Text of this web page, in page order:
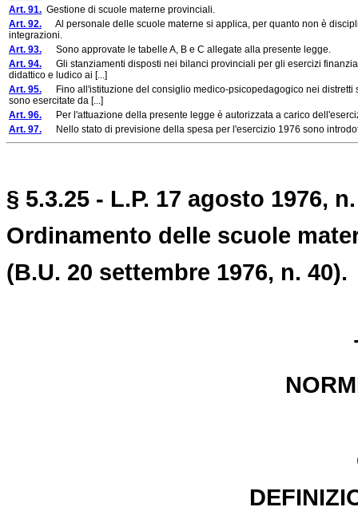
Art. 91. Gestione di scuole materne provinciali.
Art. 92. Al personale delle scuole materne si applica, per quanto non è
integrazioni.
Art. 93. Sono approvate le tabelle A, B e C allegate alla presente legge.
Art. 94. Gli stanziamenti disposti nei bilanci provinciali per gli esercizi
didattico e ludico ai [...]
Art. 95. Fino all'istituzione del consiglio medico-psicopedagogico nei distretti
sono esercitate da [...]
Art. 96. Per l'attuazione della presente legge è autorizzata a carico
Art. 97. Nello stato di previsione della spesa per l'esercizio 1976 sono
§ 5.3.25 - L.P. 17 agosto 1976,
Ordinamento delle scuole
(B.U. 20 settembre 1976, n. 40).